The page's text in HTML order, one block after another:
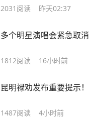
2031 阅读 昨天02:37
多个明星演唱会紧急取消
1812阅读 16小时前
昆明禄劝发布重要提示！
1487阅读 4小时前